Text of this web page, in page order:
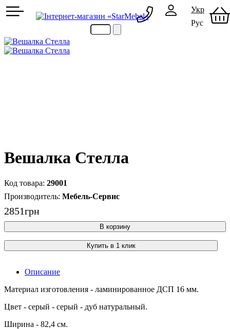
Вешалка Стелла
29001
Мебель-Сервис
2851грн
В корзину
Купить в 1 клик
Описание
Материал изготовления - ламинированное ДСП 16 мм.
Цвет - серый - серый - дуб натуральный.
Ширина - 82,4 см.
Укр
Рус